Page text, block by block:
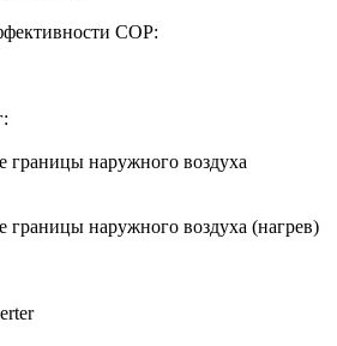
COP:
границы наружного воздуха
границы наружного воздуха (нагрев)